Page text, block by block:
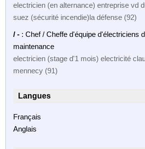
electricien (en alternance) entreprise vd
suez (sécurité incendie)la défense (92)
/ - : Chef / Cheffe d'équipe d'électriciens
maintenance
electricien (stage d'1 mois) electricité
mennecy (91)
Langues
Français
Anglais